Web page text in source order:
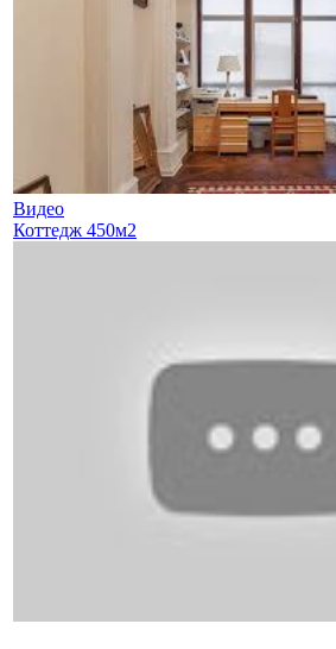
Видео
Коттедж 450м2